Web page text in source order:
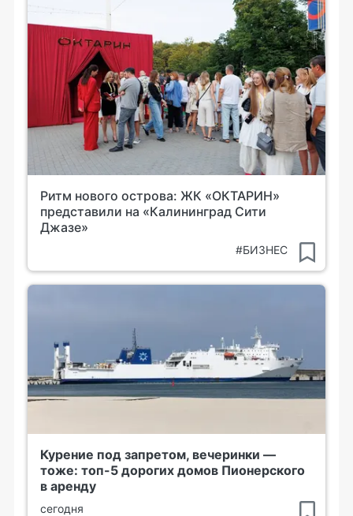
Ритм нового острова: ЖК «ОКТАРИН»
представили на «Калининград Сити
Джазе»
#БИЗНЕС
Курение под запретом, вечеринки —
тоже: топ-5 дорогих домов Пионерского
в аренду
сегодня